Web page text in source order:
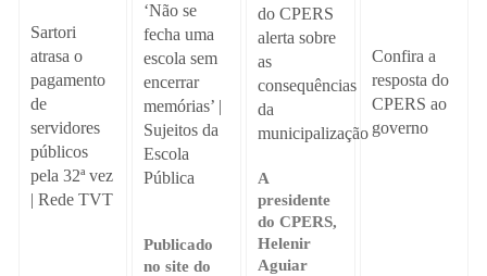
Sartori
atrasa o
pagamento
de
servidores
públicos
pela 32ª vez
| Rede TVT
‘Não se
fecha uma
escola sem
encerrar
memórias’ |
Sujeitos da
Escola
Pública
Publicado
no site do
do CPERS
alerta sobre
as
consequências
da
municipalização
A
presidente
do CPERS,
Helenir
Aguiar
Confira a
resposta do
CPERS ao
governo